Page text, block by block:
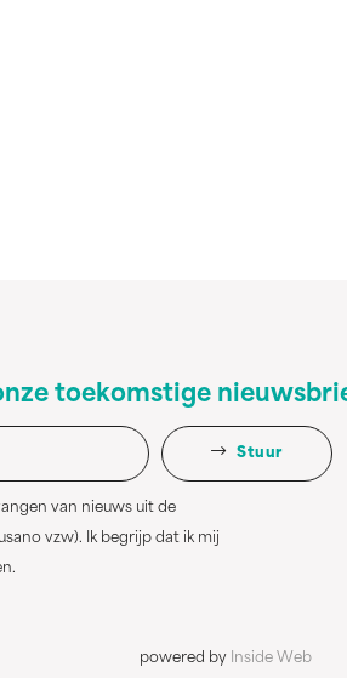
toekomstige
Stuur
van nieuws uit de
vzw). Ik begrijp dat ik mij
powered by Inside Web